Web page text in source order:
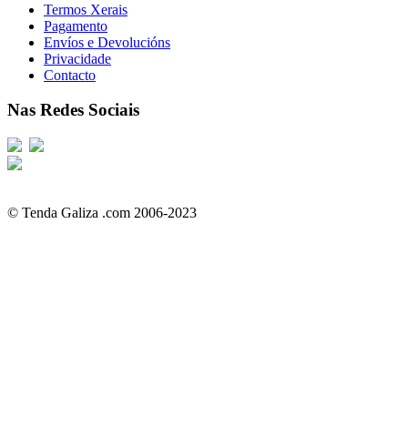
Termos Xerais
Pagamento
Envíos e Devolucións
Privacidade
Contacto
Nas Redes Sociais
© Tenda Galiza .com 2006-2023